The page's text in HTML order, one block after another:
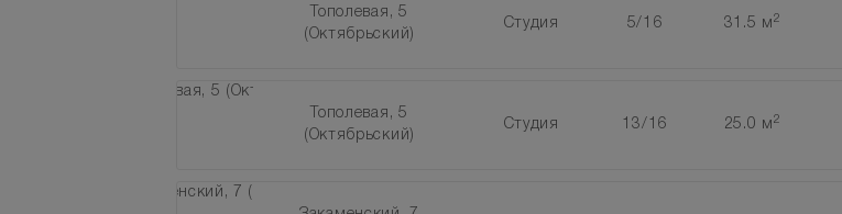
Тополевая, 5
(Октябрьский)
Студия 5/16 31.5 м 2
Тополевая, 5
(Октябрьский)
Студия 13/16 25.0 м 2